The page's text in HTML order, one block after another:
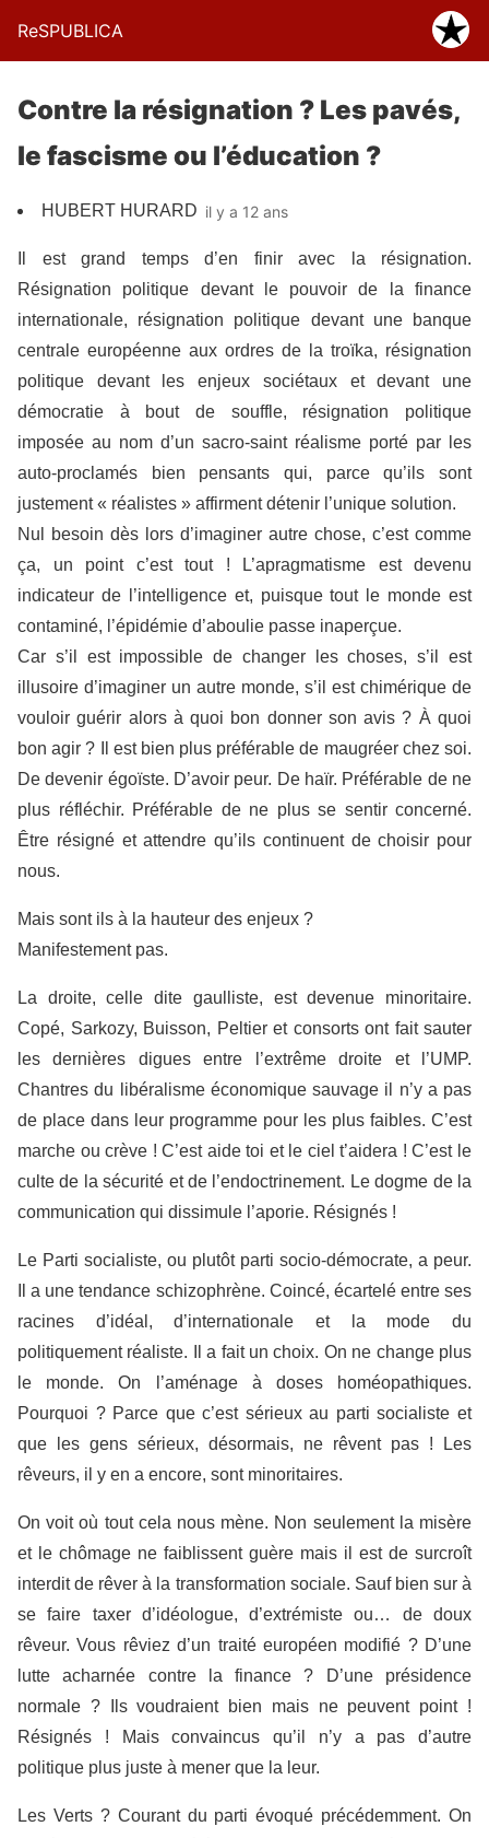
ReSPUBLICA
Contre la résignation ? Les pavés,
le fascisme ou l’éducation ?
HUBERT HURARD il y a 12 ans
Il est grand temps d’en finir avec la résignation.
Résignation politique devant le pouvoir de la finance
internationale, résignation politique devant une banque
centrale européenne aux ordres de la troïka, résignation
politique devant les enjeux sociétaux et devant une
démocratie à bout de souffle, résignation politique
imposée au nom d’un sacro-saint réalisme porté par les
auto-proclamés bien pensants qui, parce qu’ils sont
justement « réalistes » affirment détenir l’unique solution.
Nul besoin dès lors d’imaginer autre chose, c’est comme
ça, un point c’est tout ! L’apragmatisme est devenu
indicateur de l’intelligence et, puisque tout le monde est
contaminé, l’épidémie d’aboulie passe inaperçue.
Car s’il est impossible de changer les choses, s’il est
illusoire d’imaginer un autre monde, s’il est chimérique de
vouloir guérir alors à quoi bon donner son avis ? À quoi
bon agir ? Il est bien plus préférable de maugréer chez soi.
De devenir égoïste. D’avoir peur. De haïr. Préférable de ne
plus réfléchir. Préférable de ne plus se sentir concerné.
Être résigné et attendre qu’ils continuent de choisir pour
nous.
Mais sont ils à la hauteur des enjeux ?
Manifestement pas.
La droite, celle dite gaulliste, est devenue minoritaire.
Copé, Sarkozy, Buisson, Peltier et consorts ont fait sauter
les dernières digues entre l’extrême droite et l’UMP.
Chantres du libéralisme économique sauvage il n’y a pas
de place dans leur programme pour les plus faibles. C’est
marche ou crève ! C’est aide toi et le ciel t’aidera ! C’est le
culte de la sécurité et de l’endoctrinement. Le dogme de la
communication qui dissimule l’aporie. Résignés !
Le Parti socialiste, ou plutôt parti socio-démocrate, a peur.
Il a une tendance schizophrène. Coincé, écartelé entre ses
racines d’idéal, d’internationale et la mode du
politiquement réaliste. Il a fait un choix. On ne change plus
le monde. On l’aménage à doses homéopathiques.
Pourquoi ? Parce que c’est sérieux au parti socialiste et
que les gens sérieux, désormais, ne rêvent pas ! Les
rêveurs, il y en a encore, sont minoritaires.
On voit où tout cela nous mène. Non seulement la misère
et le chômage ne faiblissent guère mais il est de surcroît
interdit de rêver à la transformation sociale. Sauf bien sur à
se faire taxer d’idéologue, d’extrémiste ou… de doux
rêveur. Vous rêviez d’un traité européen modifié ? D’une
lutte acharnée contre la finance ? D’une présidence
normale ? Ils voudraient bien mais ne peuvent point !
Résignés ! Mais convaincus qu’il n’y a pas d’autre
politique plus juste à mener que la leur.
Les Verts ? Courant du parti évoqué précédemment. On